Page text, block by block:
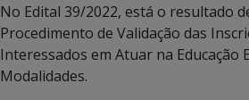
No Edital 39/2022, está o resultado
Procedimento de Validação das
Interessados em Atuar na Educação
Modalidades.